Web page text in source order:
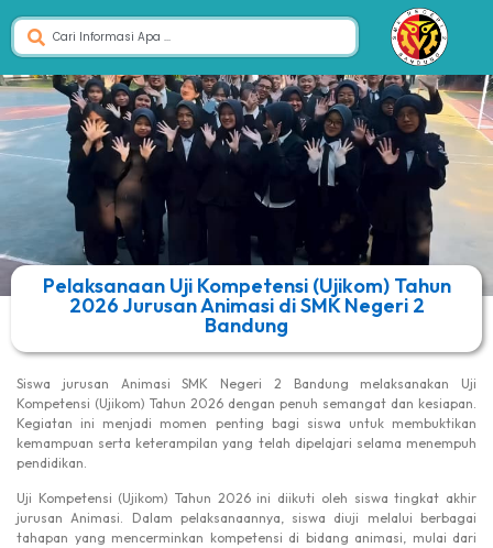
Pelaksanaan Uji Kompetensi (Ujikom) Tahun
2026 Jurusan Animasi di SMK Negeri 2
Bandung
Siswa jurusan Animasi SMK Negeri 2 Bandung melaksanakan Uji
Kompetensi (Ujikom) Tahun 2026 dengan penuh semangat dan kesiapan.
Kegiatan ini menjadi momen penting bagi siswa untuk membuktikan
kemampuan serta keterampilan yang telah dipelajari selama menempuh
pendidikan.
Uji Kompetensi (Ujikom) Tahun 2026 ini diikuti oleh siswa tingkat akhir
jurusan Animasi. Dalam pelaksanaannya, siswa diuji melalui berbagai
tahapan yang mencerminkan kompetensi di bidang animasi, mulai dari